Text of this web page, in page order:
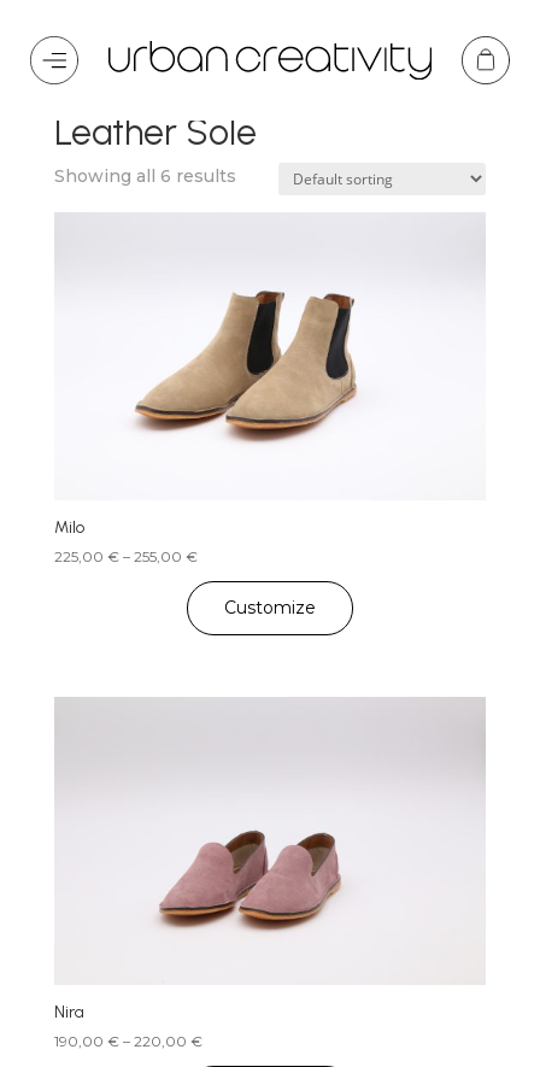
Home
Leather Sole
Showing all 6 results
Milo
225,00 € – 255,00 €Price
range:
225,00 €
through
Customize
Nira
190,00 € – 220,00 €Price